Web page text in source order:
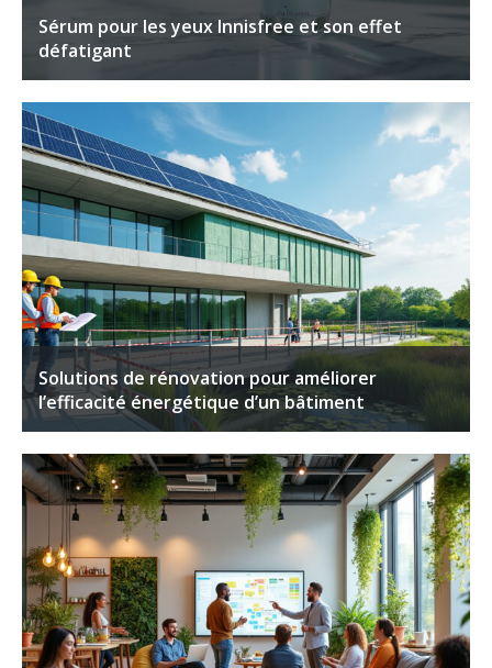
Sérum pour les yeux Innisfree et son effet
défatigant
Solutions de rénovation pour améliorer
l’efficacité énergétique d’un bâtiment